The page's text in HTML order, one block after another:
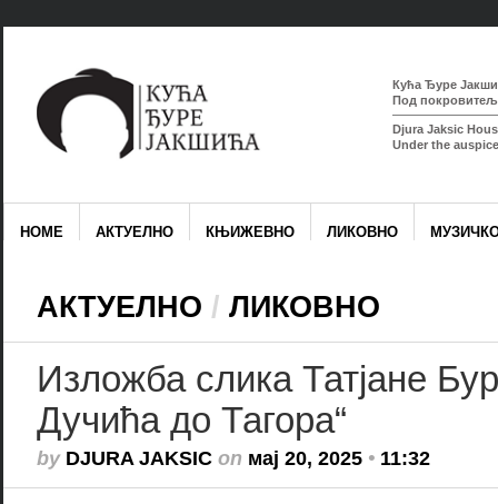
Кућа Ђуре
Под
Djura Jaksic
Under the
HOME АКТУЕЛНО КЊИЖЕВНО ЛИКОВНО
АКТУЕЛНО / ЛИКОВНО
Изложба слика Татјане
Дучића до Тагора“
by DJURA JAKSICon мај 20, 2025• 11:32